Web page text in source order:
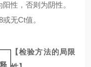
性，否则为阴性。
或无Ct值。
【检验方法的局限